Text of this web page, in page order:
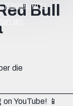
Passe jetzt
an.
Bull
die
YouTube! 📱